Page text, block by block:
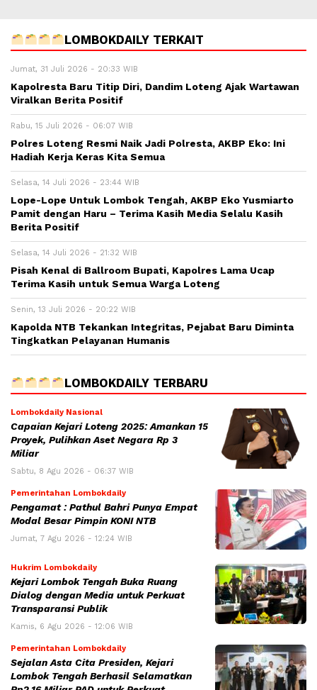
LOMBOKDAILY TERKAIT
Jumat, 31 Juli 2026 - 20:33 WIB
Kapolresta Baru Titip Diri, Dandim Loteng Ajak Wartawan
Viralkan Berita Positif
Rabu, 15 Juli 2026 - 06:07 WIB
Polres Loteng Resmi Naik Jadi Polresta, AKBP Eko: Ini
Hadiah Kerja Keras Kita Semua
Selasa, 14 Juli 2026 - 23:44 WIB
Lope-Lope Untuk Lombok Tengah, AKBP Eko Yusmiarto
Pamit dengan Haru – Terima Kasih Media Selalu Kasih
Berita Positif
Selasa, 14 Juli 2026 - 21:32 WIB
Pisah Kenal di Ballroom Bupati, Kapolres Lama Ucap
Terima Kasih untuk Semua Warga Loteng
Senin, 13 Juli 2026 - 20:22 WIB
Kapolda NTB Tekankan Integritas, Pejabat Baru Diminta
Tingkatkan Pelayanan Humanis
LOMBOKDAILY TERBARU
Lombokdaily Nasional
Capaian Kejari Loteng 2025: Amankan 15
Proyek, Pulihkan Aset Negara Rp 3
Miliar
Sabtu, 8 Agu 2026 - 06:37 WIB
Pemerintahan Lombokdaily
Pengamat : Pathul Bahri Punya Empat
Modal Besar Pimpin KONI NTB
Jumat, 7 Agu 2026 - 12:24 WIB
Hukrim Lombokdaily
Kejari Lombok Tengah Buka Ruang
Dialog dengan Media untuk Perkuat
Transparansi Publik
Kamis, 6 Agu 2026 - 12:06 WIB
Pemerintahan Lombokdaily
Sejalan Asta Cita Presiden, Kejari
Lombok Tengah Berhasil Selamatkan